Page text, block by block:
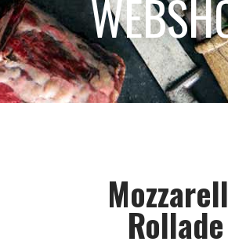
Rollade